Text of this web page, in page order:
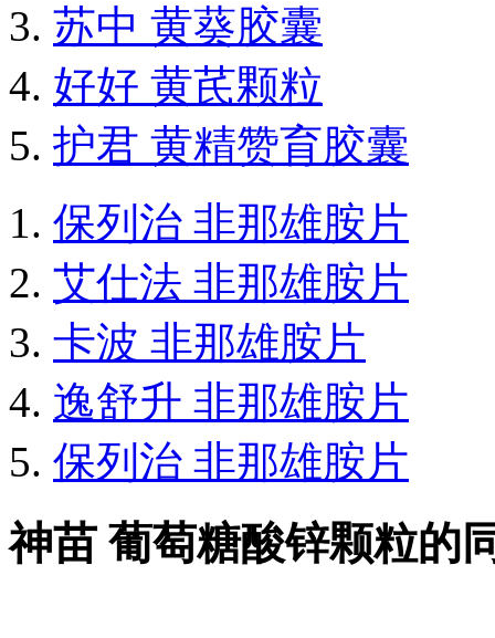
苏中 黄葵胶囊
好好 黄芪颗粒
护君 黄精赞育胶囊
保列治 非那雄胺片
艾仕法 非那雄胺片
卡波 非那雄胺片
逸舒升 非那雄胺片
保列治 非那雄胺片
神苗 葡萄糖酸锌颗粒的